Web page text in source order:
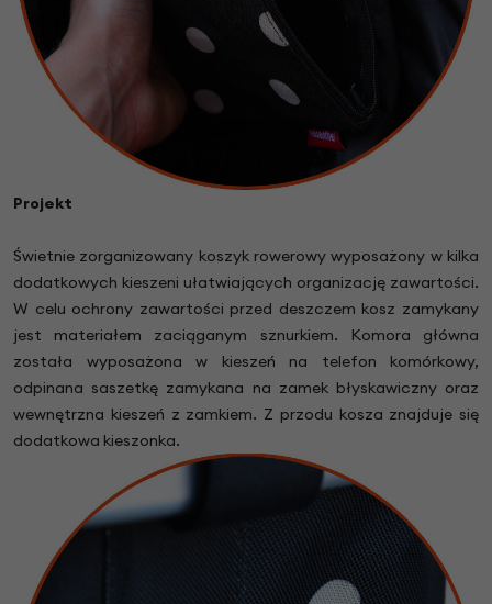
Projekt
Świetnie zorganizowany koszyk rowerowy wyposażony w kilka
dodatkowych kieszeni ułatwiających organizację zawartości.
W celu ochrony zawartości przed deszczem kosz zamykany
jest materiałem zaciąganym sznurkiem. Komora główna
została wyposażona w kieszeń na telefon komórkowy,
odpinana saszetkę zamykana na zamek błyskawiczny oraz
wewnętrzna kieszeń z zamkiem. Z przodu kosza znajduje się
dodatkowa kieszonka.